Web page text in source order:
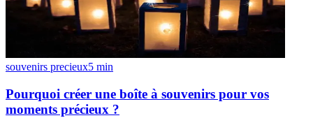
souvenirs precieux5 min
Pourquoi créer une boîte à souvenirs pour vos
moments précieux ?